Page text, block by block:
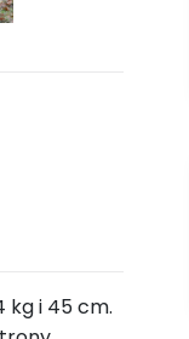
kg i 45 cm.